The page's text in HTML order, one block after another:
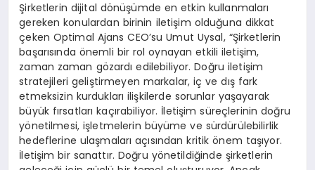
Şirketlerin dijital dönüşümde en etkin kullanmaları
gereken konulardan birinin iletişim olduğuna dikkat
çeken Optimal Ajans CEO’su Umut Uysal, “Şirketlerin
başarısında önemli bir rol oynayan etkili iletişim,
zaman zaman gözardı edilebiliyor. Doğru iletişim
stratejileri geliştirmeyen markalar, iç ve dış fark
etmeksizin kurdukları ilişkilerde sorunlar yaşayarak
büyük fırsatları kaçırabiliyor. İletişim süreçlerinin doğru
yönetilmesi, işletmelerin büyüme ve sürdürülebilirlik
hedeflerine ulaşmaları açısından kritik önem taşıyor.
İletişim bir sanattır. Doğru yönetildiğinde şirketlerin